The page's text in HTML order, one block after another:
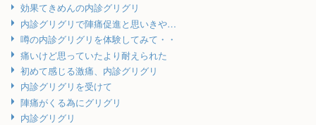
効果てきめんの内診グリグリ
内診グリグリで陣痛促進と思いきや…
噂の内診グリグリを体験してみて・・
痛いけど思っていたより耐えられた
初めて感じる激痛、内診グリグリ
内診グリグリを受けて
陣痛がくる為にグリグリ
内診グリグリ